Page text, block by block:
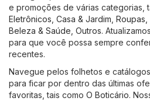
e promoções de várias categorias,
Eletrônicos Casa & Jardim
Beleza & Saúde Outros.
para que você possa sempre
recentes.
Navegue pelos folhetos e
para ficar por dentro das últimas
favoritas, tais como O Boticário.